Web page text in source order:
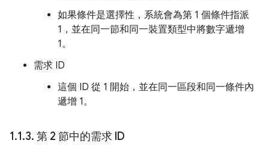
如果條件是選擇性，系統會為第 1 個條件指派
1，並在同一節和同一裝置類型中將數字遞增
1。
需求 ID
這個 ID 從 1 開始，並在同一區段和同一條件內
遞增 1。
1.1.3. 第 2 節中的需求 ID